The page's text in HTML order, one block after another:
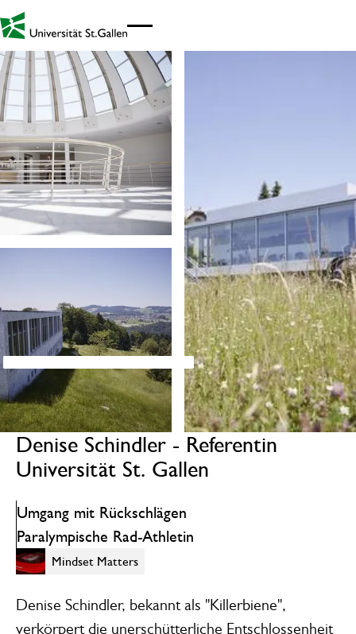
Link zur Startseite - Mobil
Denise Schindler - Referentin
Universität St. Gallen
Umgang mit Rückschlägen
Paralympische Rad-Athletin
Mindset Matters
Mindset Matters
Denise Schindler, bekannt als "Killerbiene",
verkörpert die unerschütterliche Entschlossenheit